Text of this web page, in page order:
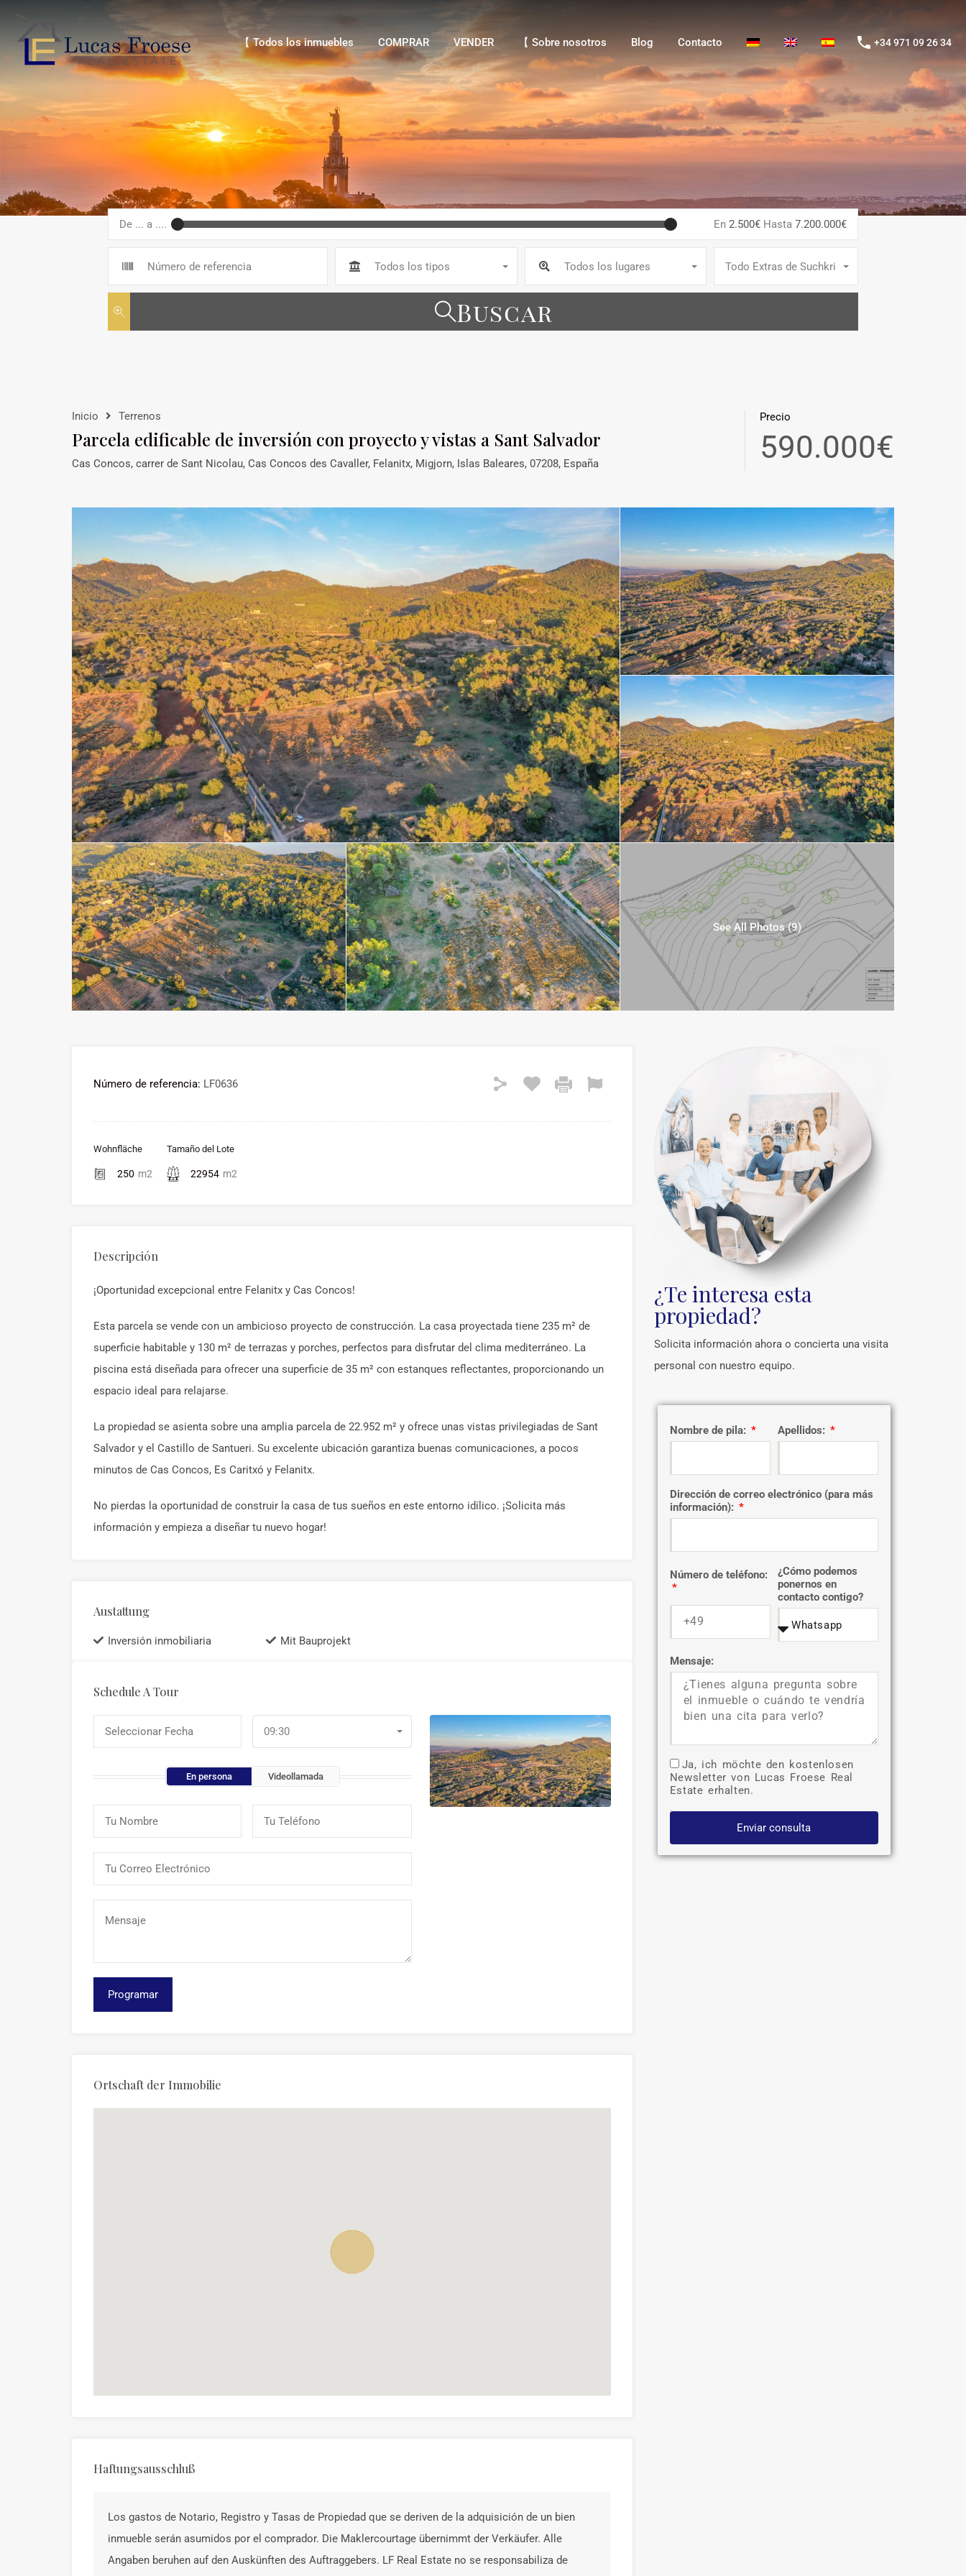
【 Todos los inmuebles VENDER
【 Todos los inmuebles
COMPRAR VENDER 【 Sobre nosotros Blog Contacto +34 971 09 26 34
De ... a .... En 2.500€ Hasta 7.200.000€
Todos los tipos Todos los lugares Todo Extras de Suchkriterien
Buscar
Inicio Terrenos
Parcela edificable de inversión con proyecto y vistas a Sant Salvador
Cas Concos, carrer de Sant Nicolau, Cas Concos des Cavaller, Felanitx, Migjorn, Islas Baleares, 07208, España
Precio
590.000€
See All Photos (9)
Número de referencia: LF0636
Wohnfläche
250 m2
Tamaño del Lote
22954 m2
Descripción
¡Oportunidad excepcional entre Felanitx y Cas Concos!
Esta parcela se vende con un ambicioso proyecto de construcción. La casa proyectada tiene 235 m² de
superficie habitable y 130 m² de terrazas y porches, perfectos para disfrutar del clima mediterráneo. La
piscina está diseñada para ofrecer una superficie de 35 m² con estanques reflectantes, proporcionando un
espacio ideal para relajarse.
La propiedad se asienta sobre una amplia parcela de 22.952 m² y ofrece unas vistas privilegiadas de Sant
Salvador y el Castillo de Santueri. Su excelente ubicación garantiza buenas comunicaciones, a pocos
minutos de Cas Concos, Es Caritxó y Felanitx.
No pierdas la oportunidad de construir la casa de tus sueños en este entorno idílico. ¡Solicita más
información y empieza a diseñar tu nuevo hogar!
Austattung
Inversión inmobiliaria Mit Bauprojekt
Schedule A Tour
09:30
En persona Videollamada
Ortschaft der Immobilie
Haftungsausschluß
Los gastos de Notario, Registro y Tasas de Propiedad que se deriven de la adquisición de un bien
inmueble serán asumidos por el comprador. Die Maklercourtage übernimmt der Verkäufer. Alle
Angaben beruhen auf den Auskünften des Auftraggebers. LF Real Estate no se responsabiliza de
¿Te interesa esta
propiedad?
Solicita información ahora o concierta una visita
personal con nuestro equipo.
Nombre de pila: Apellidos:
Dirección de correo electrónico (para más
información):
Número de teléfono:
¿Cómo podemos
ponernos en
contacto contigo?
Mensaje:
Ja, ich möchte den kostenlosen
Newsletter von Lucas Froese Real
Estate erhalten.
Enviar consulta